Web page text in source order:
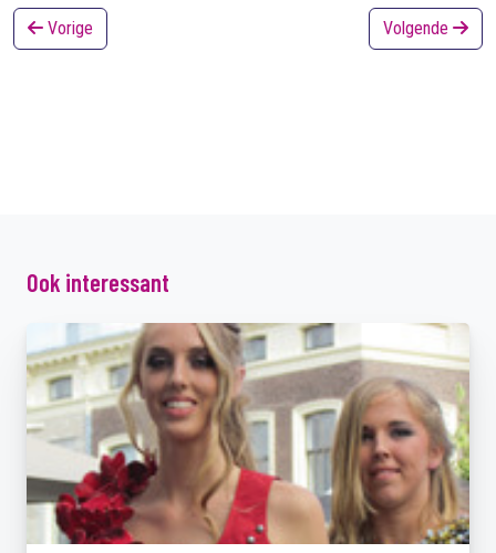
Vorige Volgende
Ook interessant